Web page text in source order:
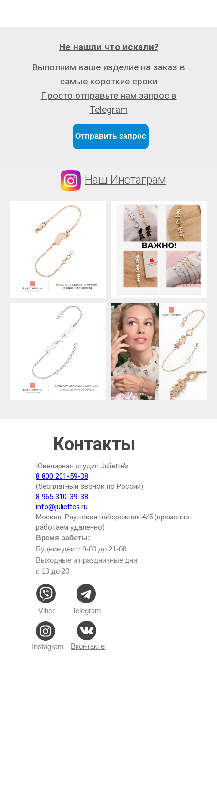
Отправить запрос
Выполним ваше изделие на заказ в
самые короткие сроки
Просто отправьте нам запрос в
Telegram
Не нашли что искали?
Наш Инстаграм
Время работы:
Будние дни с 9-00 до 21-00
Выходные и праздничные дни
с 10 до 20
Telegram
Viber
Instagram
Ювелирная студия Juliette's
8 800 201-59-38
(бесплатный звонок по России)
8 965 310-39-38
info@juliettes.ru
Москва, Раушская набережная 4/5 (временно
работаем удаленно)
Контакты
Вконтакте